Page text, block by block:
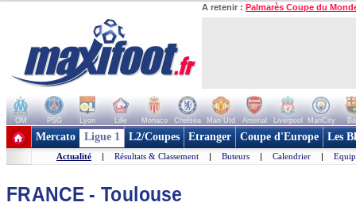
A retenir : Palmarès Coupe du
OM PSG Lyon Lille Monaco Chelsea Man Utd Arsenal Liverpool ManCity
+ de clubs
Mercato Ligue 1 L2/Coupes Etranger Coupe d'Europe Les
Actualité | Résultats & Classement | Buteurs | Calendrier |
FRANCE - Toulouse